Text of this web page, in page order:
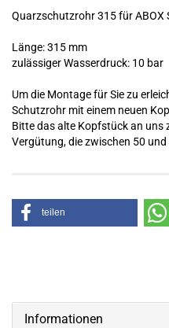
Quarzschutzrohr 315 für ABOX
Länge: 315 mm
zulässiger Wasserdruck: 10 bar
Um die Montage für Sie zu
Schutzrohr mit einem neuen
Bitte das alte Kopfstück an uns
Vergütung, die zwischen 50
teilen
Informationen